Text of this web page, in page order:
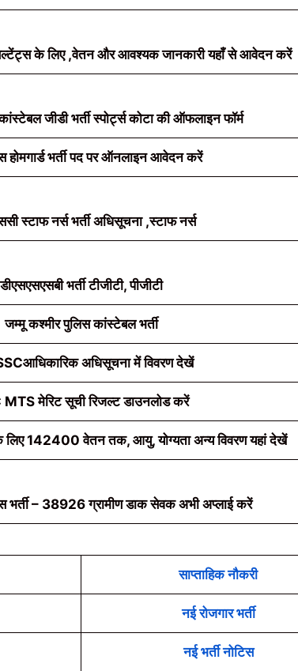
के लिए ,वेतन और आवश्यक जानकारी यहाँ से आवेदन करें
जीडी भर्ती स्पोर्ट्स कोटा की ऑफलाइन फॉर्म
होमगार्ड भर्ती पद पर ऑनलाइन आवेदन करें
स्टाफ नर्स भर्ती अधिसूचना ,स्टाफ नर्स
डीएसएसएसबी भर्ती टीजीटी, पीजीटी
जम्मू कश्मीर पुलिस कांस्टेबल भर्ती
अधिसूचना में विवरण देखें
मेरिट सूची रिजल्ट डाउनलोड करें
लिए 142400 वेतन तक, आयु, योग्यता अन्य विवरण यहां देखें
भर्ती – 38926 ग्रामीण डाक सेवक अभी अप्लाई करें
साप्ताहिक नौकरी
नई रोजगार भर्ती
नई भर्ती नोटिस